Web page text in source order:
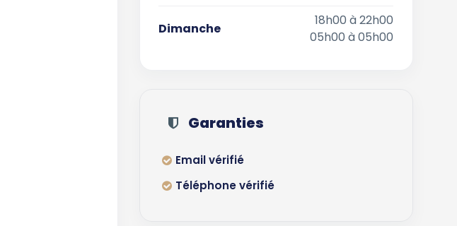
Dimanche
18h00 à 22h00
05h00 à 05h00
Garanties
Email vérifié
Téléphone vérifié